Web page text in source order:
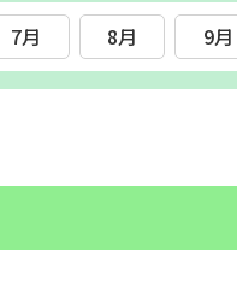
7月 8月 9月